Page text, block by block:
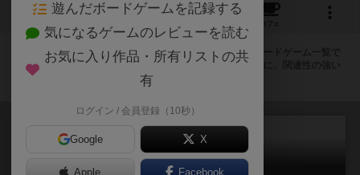
1 6
カフェ
ウイングスパン：プロモーションカードに紐付いているボードゲーム一覧で
す。拡張版・続編・リメイク版などの同じシリーズを中心に、関連性の強い
作品をまとめています。
遊んだボードゲームを記録する
気になるゲームのレビューを読む
お気に入り作品・所有リストの共
有
ログイン / 会員登録（10秒）
Google X
Apple Facebook